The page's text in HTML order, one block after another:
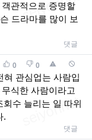
관적으로 증명할
드라마를 많이 보
댓글
0 0
혀 관심업는 사람입
식한 사람이라고
수 늘리는 일 따위
.
댓글